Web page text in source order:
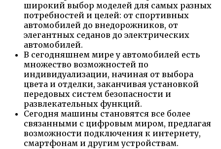
широкий выбор моделей для самых разных
потребностей и целей: от спортивных
автомобилей до внедорожников, от
элегантных седанов до электрических
автомобилей.
В сегодняшнем мире у автомобилей есть
множество возможностей по
индивидуализации, начиная от выбора
цвета и отделки, заканчивая установкой
передовых систем безопасности и
развлекательных функций.
Сегодня машины становятся все более
связанными с цифровым миром, предлагая
возможности подключения к интернету,
смартфонам и другим устройствам.